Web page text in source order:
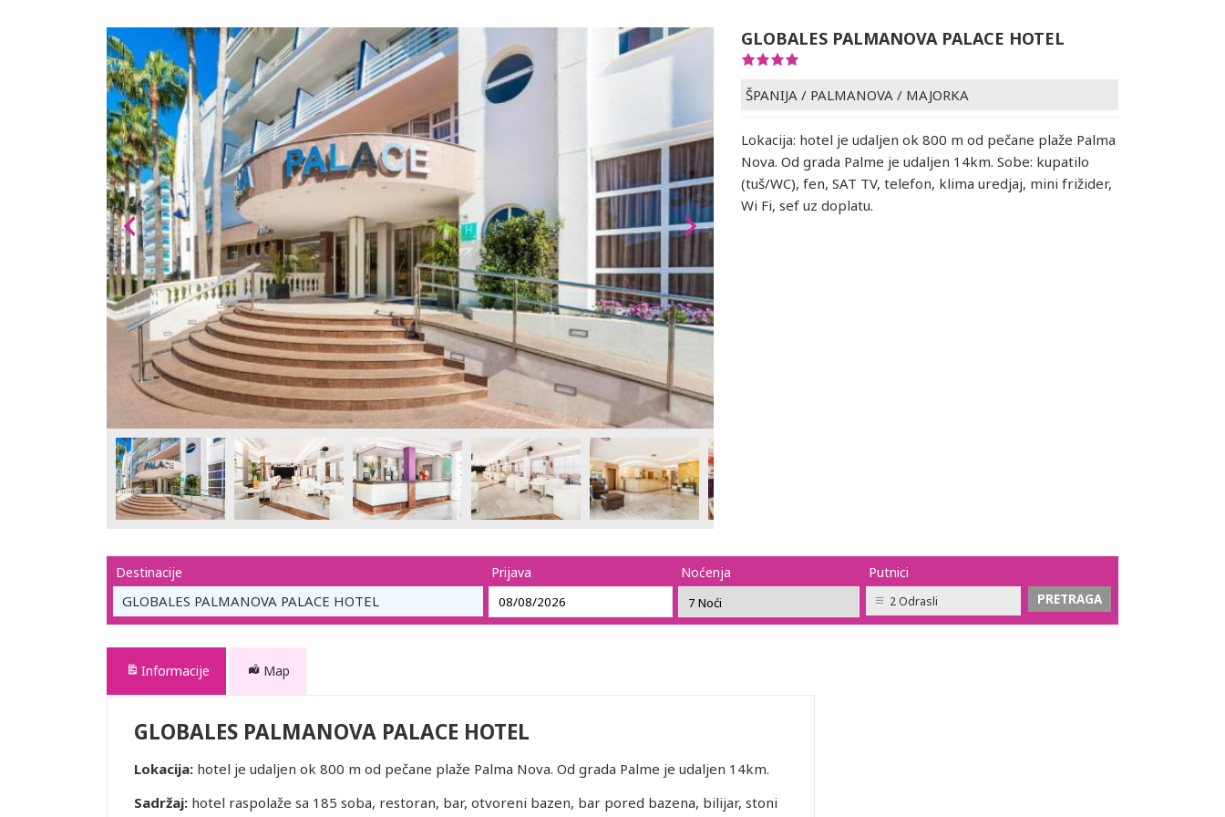
GLOBALES PALMANOVA PALACE HOTEL
ŠPANIJA / PALMANOVA / MAJORKA
Lokacija: hotel je udaljen ok 800 m od pečane plaže Palma
Nova. Od grada Palme je udaljen 14km. Sobe: kupatilo
(tuš/WC), fen, SAT TV, telefon, klima uredjaj, mini frižider,
Wi Fi, sef uz doplatu.
Destinacije
GLOBALES PALMANOVA PALACE HOTEL
Prijava Noćenja Putnici
2 Odrasli
Informacije Map
GLOBALES PALMANOVA PALACE HOTEL
Lokacija: hotel je udaljen ok 800 m od pečane plaže Palma Nova. Od grada Palme je udaljen 14km.
Sadržaj: hotel raspolaže sa 185 soba, restoran, bar, otvoreni bazen, bar pored bazena, bilijar, stoni